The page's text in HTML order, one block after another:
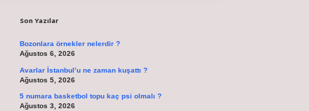
Son Yazılar
Bozonlara örnekler nelerdir ?
Ağustos 6, 2026
Avarlar İstanbul’u ne zaman kuşattı ?
Ağustos 5, 2026
5 numara basketbol topu kaç psi olmalı ?
Ağustos 3, 2026